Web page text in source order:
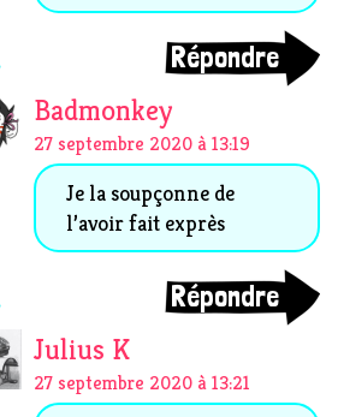
Répondre
Badmonkey
27 septembre 2020 à 13:19
Je la soupçonne de
l’avoir fait exprès
Répondre
Julius K
27 septembre 2020 à 13:21